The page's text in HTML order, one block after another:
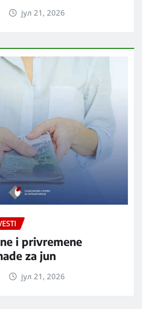
јул 21, 2026
i privremene
za jun
јул 21, 2026